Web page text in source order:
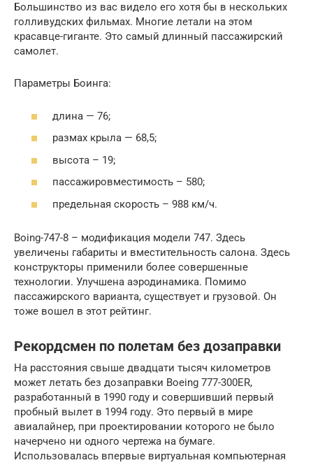
Большинство из вас видело его хотя бы в нескольких
голливудских фильмах. Многие летали на этом
красавце-гиганте. Это самый длинный пассажирский
самолет.
Параметры Боинга:
длина — 76;
размах крыла — 68,5;
высота – 19;
пассажировместимость – 580;
предельная скорость – 988 км/ч.
Boing-747-8 – модификация модели 747. Здесь
увеличены габариты и вместительность салона. Здесь
конструкторы применили более совершенные
технологии. Улучшена аэродинамика. Помимо
пассажирского варианта, существует и грузовой. Он
тоже вошел в этот рейтинг.
Рекордсмен по полетам без дозаправки
На расстояния свыше двадцати тысяч километров
может летать без дозаправки Boeing 777-300ER,
разработанный в 1990 году и совершивший первый
пробный вылет в 1994 году. Это первый в мире
авиалайнер, при проектировании которого не было
начерчено ни одного чертежа на бумаге.
Использовалась впервые виртуальная компьютерная